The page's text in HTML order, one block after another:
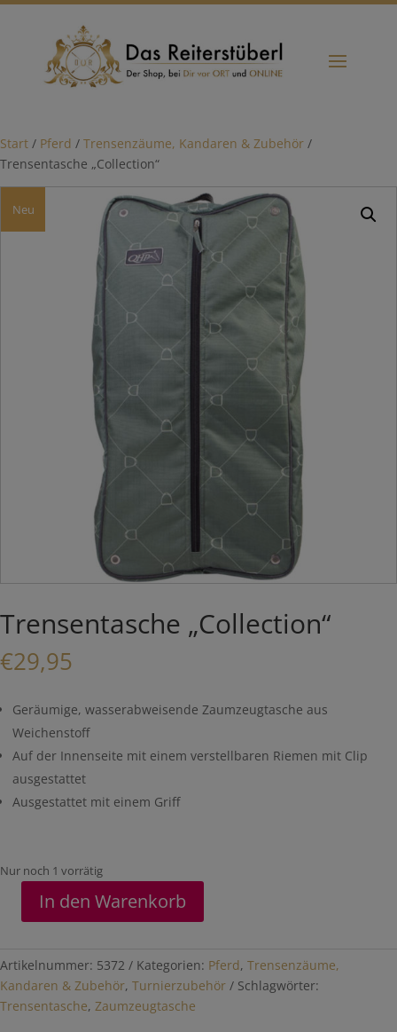
Start / Pferd / Trensenzäume, Kandaren & Zubehör /
Trensentasche „Collection“
Neu
Trensentasche „Collection“
€29,95
Geräumige, wasserabweisende Zaumzeugtasche aus
Weichenstoff
Auf der Innenseite mit einem verstellbaren Riemen mit Clip
ausgestattet
Ausgestattet mit einem Griff
Nur noch 1 vorrätig
TrensentascheIn den Warenkorb
Artikelnummer: 5372 Kategorien: Pferd, Trensenzäume,
Kandaren & Zubehör, Turnierzubehör
Schlagwörter:
Trensentasche, Zaumzeugtasche